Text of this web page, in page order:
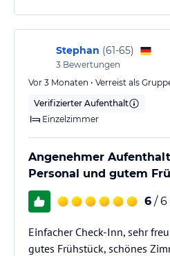
Stephan (61-65)
3 Bewertungen
Vor 3 Monaten • Verreist als
Verifizierter Aufenthalt
Einzelzimmer
Angenehmer
Personal und gutem
6 / 6
Einfacher Check-Inn, sehr
gutes Frühstück, schönes